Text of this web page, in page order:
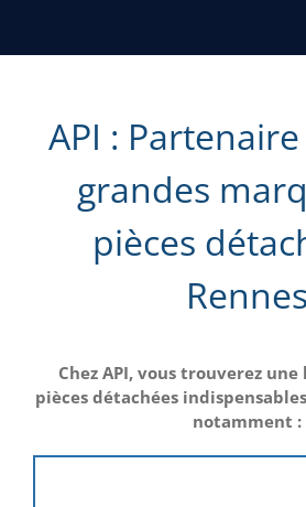
API :
grandes
pièces
Rennes
Chez API, vous trouverez
pièces détachées
notamment :